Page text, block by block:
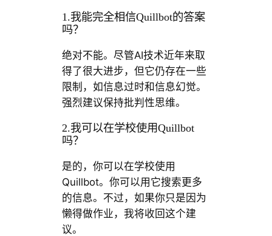
1.我能完全相信Quillbot的答案
吗？
绝对不能。尽管AI技术近年来取
得了很大进步，但它仍存在一些
限制，如信息过时和信息幻觉。
强烈建议保持批判性思维。
2.我可以在学校使用Quillbot
吗？
是的，你可以在学校使用
Quillbot。你可以用它搜索更多
的信息。不过，如果你只是因为
懒得做作业，我将收回这个建
议。